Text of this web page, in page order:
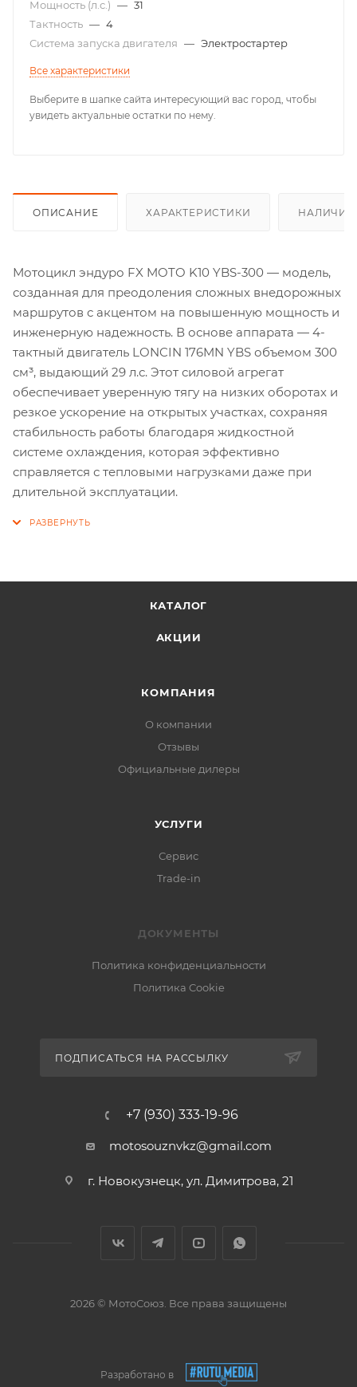
Мощность (л.с.) — 31
Тактность — 4
Система запуска двигателя — Электростартер
Все характеристики
Выберите в шапке сайта интересующий вас город, чтобы
увидеть актуальные остатки по нему.
ОПИСАНИЕ ХАРАКТЕРИСТИКИ НАЛИЧИЕ
Мотоцикл эндуро FX MOTO K10 YBS-300 — модель,
созданная для преодоления сложных внедорожных
маршрутов с акцентом на повышенную мощность и
инженерную надежность. В основе аппарата — 4-
тактный двигатель LONCIN 176MN YBS объемом 300
см³, выдающий 29 л.с. Этот силовой агрегат
обеспечивает уверенную тягу на низких оборотах и
резкое ускорение на открытых участках, сохраняя
стабильность работы благодаря жидкостной
системе охлаждения, которая эффективно
справляется с тепловыми нагрузками даже при
длительной эксплуатации.
КАТАЛОГ
АКЦИИ
КОМПАНИЯ
О компании
Отзывы
Официальные дилеры
УСЛУГИ
Сервис
Trade-in
ДОКУМЕНТЫ
Политика конфиденциальности
Политика Cookie
ПОДПИСАТЬСЯ НА РАССЫЛКУ
+7 (930) 333-19-96
motosouznvkz@gmail.com
г. Новокузнецк, ул. Димитрова, 21
2026 © МотоСоюз. Все права защищены
Разработано в